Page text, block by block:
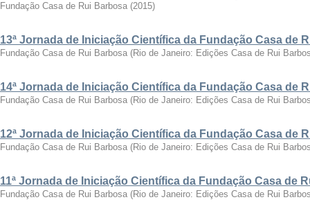
Fundação Casa de Rui Barbosa (2015)
13ª Jornada de Iniciação Científica da Fundação Casa de
Fundação Casa de Rui Barbosa (Rio de Janeiro: Edições Casa de Rui
14ª Jornada de Iniciação Científica da Fundação Casa de
Fundação Casa de Rui Barbosa (Rio de Janeiro: Edições Casa de Rui
12ª Jornada de Iniciação Científica da Fundação Casa de
Fundação Casa de Rui Barbosa (Rio de Janeiro: Edições Casa de Rui
11ª Jornada de Iniciação Científica da Fundação Casa de
Fundação Casa de Rui Barbosa (Rio de Janeiro: Edições Casa de Rui